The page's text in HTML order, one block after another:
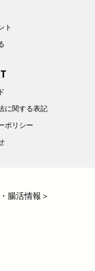
ト
に関する表記
ポリシー
腸活情報＞